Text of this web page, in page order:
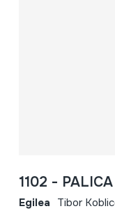
1102 -
Egilea Tibor